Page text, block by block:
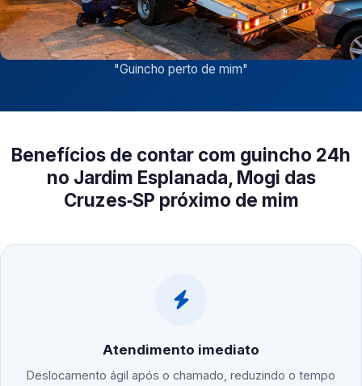
"Guincho perto de mim"
Benefícios de contar com guincho 24h
no Jardim Esplanada, Mogi das
Cruzes‑SP próximo de mim
Atendimento imediato
Deslocamento ágil após o chamado, reduzindo o tempo